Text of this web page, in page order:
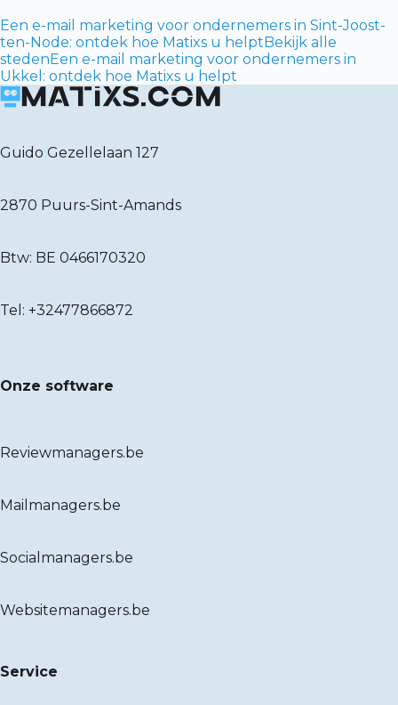
Een e-mail marketing voor ondernemers in Sint-Joost-
ten-Node: ontdek hoe Matixs u helptBekijk alle
stedenEen e-mail marketing voor ondernemers in
Ukkel: ontdek hoe Matixs u helpt
Guido Gezellelaan 127
2870 Puurs-Sint-Amands
Btw: BE 0466170320
Tel: +32477866872
Onze software
Reviewmanagers.be
Mailmanagers.be
Socialmanagers.be
Websitemanagers.be
Service